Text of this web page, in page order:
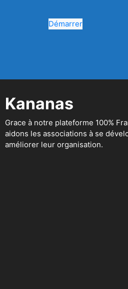
Démarrer
Kananas
Grace à notre plateforme 100%
aidons les associations à se
améliorer leur organisation.